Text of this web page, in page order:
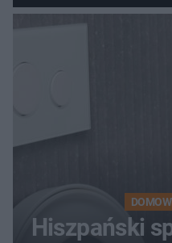
Hiszpański